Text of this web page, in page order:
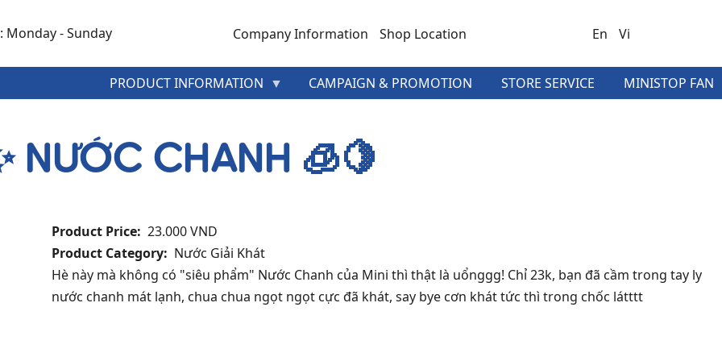
Monday - Sunday
MENU
HEADER
TOP
Company Information Shop Location En Vi
PRODUCT INFORMATION CAMPAIGN & PROMOTION STORE SERVICE MINISTOP FAN
NƯỚC CHANH 🧊🍋
Product Price 23.000 VND
Product Category
Nước Giải Khát
Hè này mà không có "siêu phẩm" Nước Chanh của Mini thì thật là uổnggg! Chỉ 23k, bạn đã cầm trong tay ly
nước chanh mát lạnh, chua chua ngọt ngọt cực đã khát, say bye cơn khát tức thì trong chốc látttt